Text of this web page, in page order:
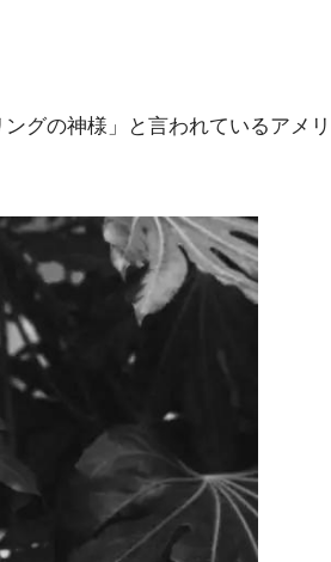
グの神様」と言われているアメリ